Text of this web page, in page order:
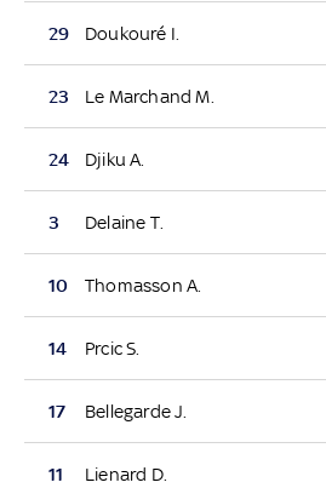
29 Doukouré I.
23 Le Marchand M.
24 Djiku A.
3 Delaine T.
10 Thomasson A.
14 Prcic S.
17 Bellegarde J.
11 Lienard D.